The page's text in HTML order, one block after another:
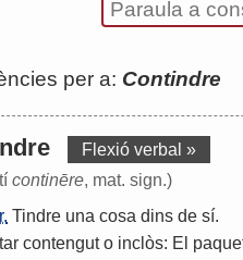
per a: Contindre
Flexió verbal »
continēre, mat. sign.)
Tindre una cosa dins de sí.
contengut o inclòs: El